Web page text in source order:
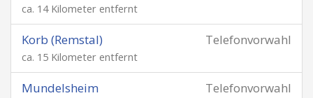
ca. 14 Kilometer entfernt
Telefonvorwahl
Korb (Remstal)
ca. 15 Kilometer entfernt
Telefonvorwahl
Mundelsheim